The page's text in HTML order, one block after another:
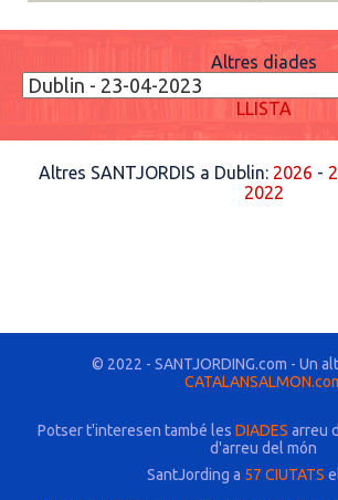
Altres diades
LLISTA
Altres SANTJORDIS a Dublin: 2026 -
2022
© 2022 - SANTJORDING.com - Un
Potser t'interesen també les DIADES arreu
d'arreu del món
SantJording a 57 CIUTATS